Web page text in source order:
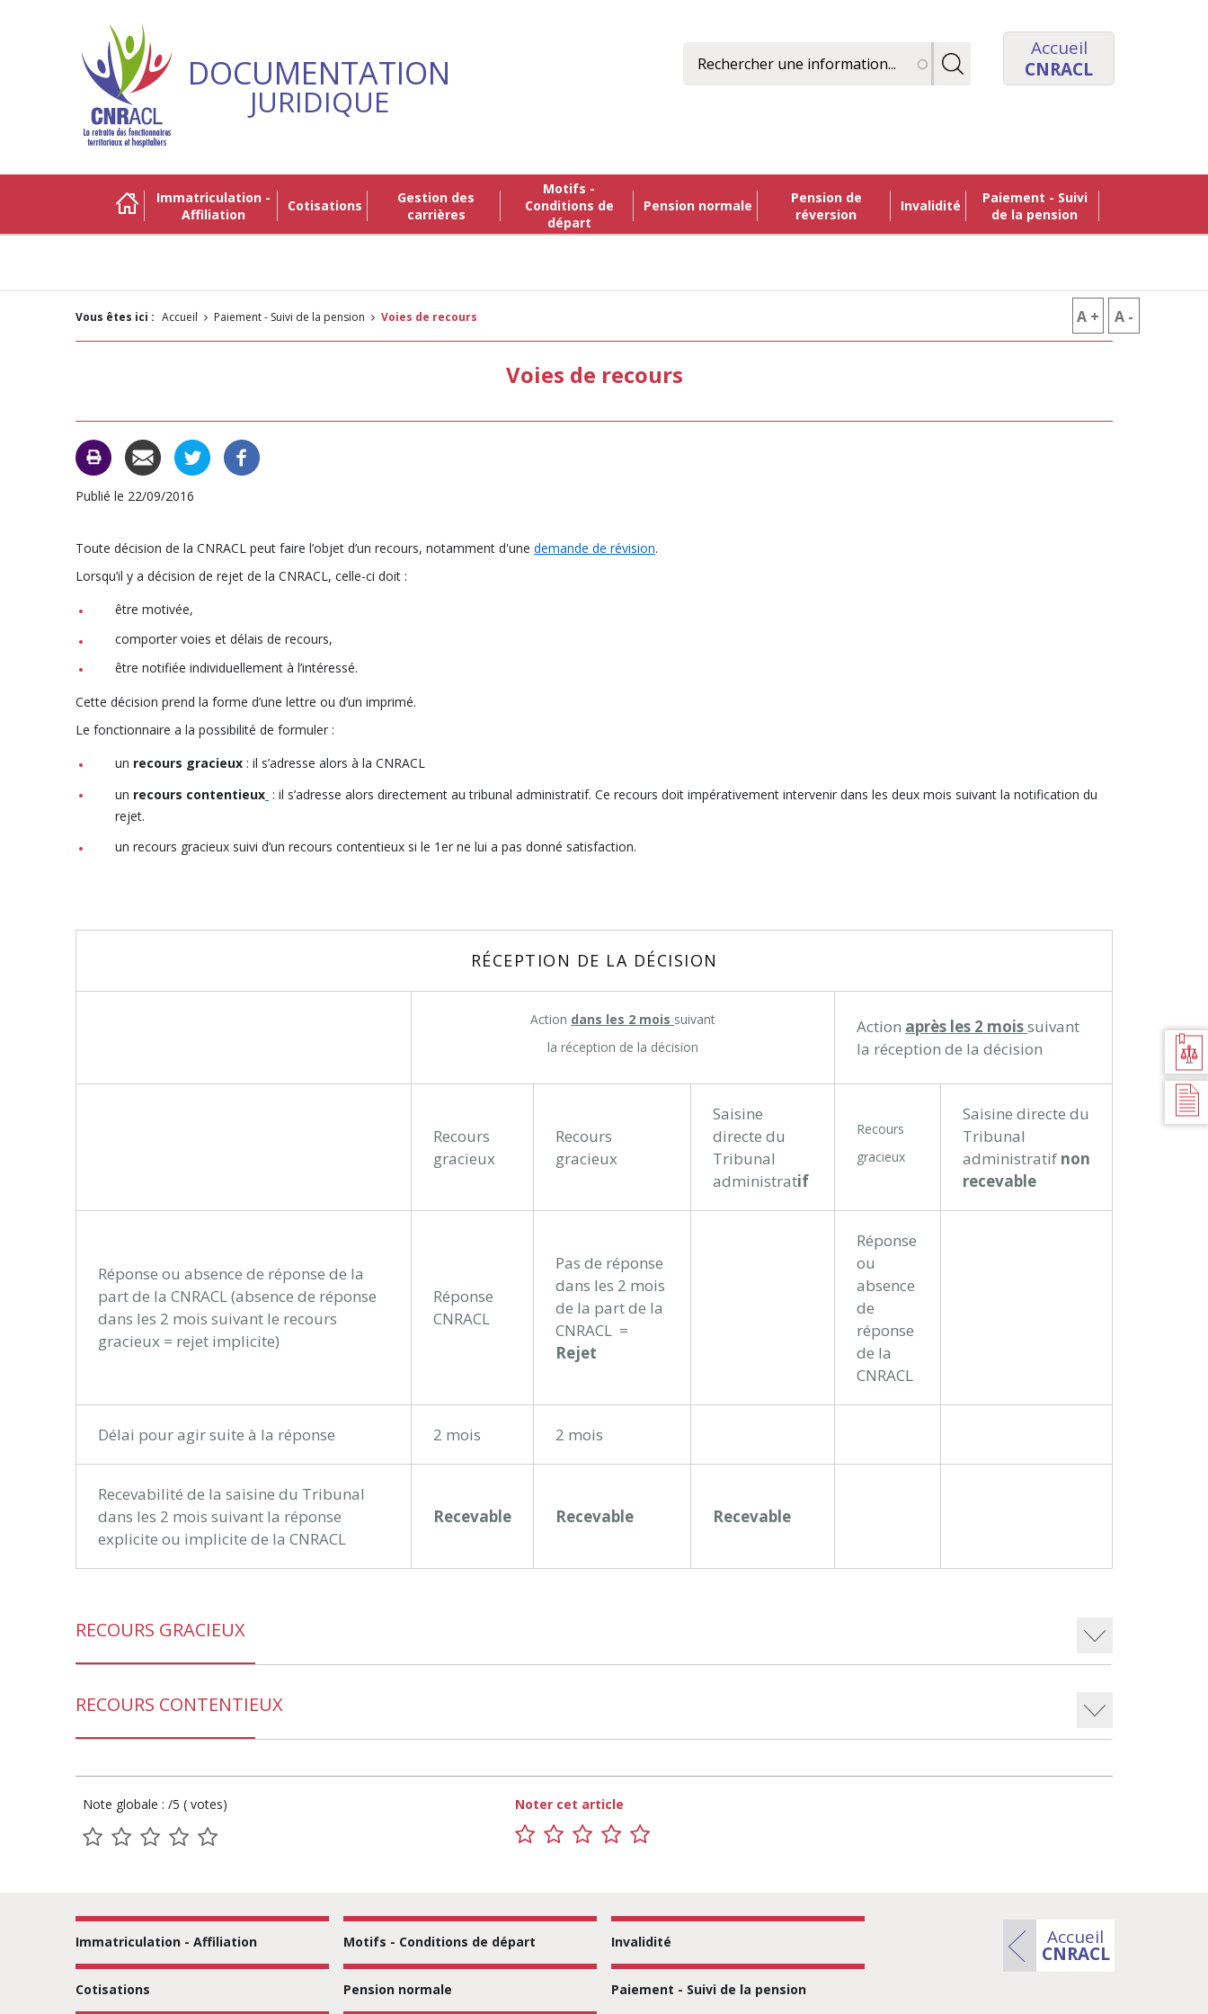
DOCUMENTATION
JURIDIQUE
Accueil
CNRACL
Immatriculation -
Affiliation
Cotisations
Gestion des
carrières
Motifs -
Conditions de
départ
Pension normale
Pension de
réversion
Invalidité
Paiement - Suivi
de la pension
Vous êtes ici : Accueil Paiement - Suivi de la pension Voies de recours A + AUGMENTER
DES
A -
RÉFÉRENCES
Voies de recours
Publié le 22/09/2016
Toute décision de la CNRACL peut faire l’objet d’un recours, notamment d'une demande de révision.
Lorsqu’il y a décision de rejet de la CNRACL, celle-ci doit :
être motivée,
comporter voies et délais de recours,
être notifiée individuellement à l’intéressé.
Cette décision prend la forme d’une lettre ou d’un imprimé.
Le fonctionnaire a la possibilité de formuler :
un recours gracieux : il s’adresse alors à la CNRACL
un recours contentieux : il s’adresse alors directement au tribunal administratif. Ce recours doit impérativement intervenir dans les deux mois suivant la notification du
rejet.
un recours gracieux suivi d’un recours contentieux si le 1er ne lui a pas donné satisfaction.
RÉCEPTION DE LA DÉCISION
Action dans les 2 mois suivant
la réception de la décision
Action après les 2 moissuivant
la réception de la décision
Recours
gracieux
Recours
gracieux
Saisine
directe du
Tribunal
administratif
Recours
gracieux
Saisine directe du
Tribunal
administratif non
recevable
Réponse ou absence de réponse de la
part de la CNRACL (absence de réponse
dans les 2 mois suivant le recours
gracieux = rejet implicite)
Réponse
CNRACL
Pas de réponse
dans les 2 mois
de la part de la
CNRACL =
Rejet
Réponse
ou
absence
de
réponse
de la
CNRACL
Délai pour agir suite à la réponse 2 mois 2 mois
Recevabilité de la saisine du Tribunal
dans les 2 mois suivant la réponse
explicite ou implicite de la CNRACL
Recevable Recevable Recevable
RECOURS GRACIEUX
RECOURS CONTENTIEUX
Note globale : /5 ( votes)
1
2
3
4
Noter cet article
1 2 3 4 5
Immatriculation - Affiliation
Cotisations
Motifs - Conditions de départ
Pension normale
Invalidité
Paiement - Suivi de la pension
Accueil
CNRACL